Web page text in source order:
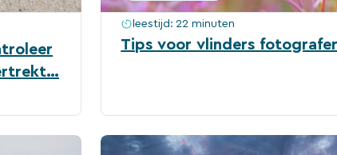
leestijd: 22 minuten
Tips voor vlinders